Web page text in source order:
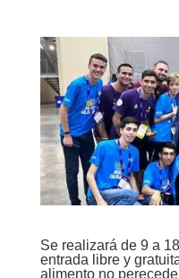
Se realizará de 9 a
entrada libre y
alimento no